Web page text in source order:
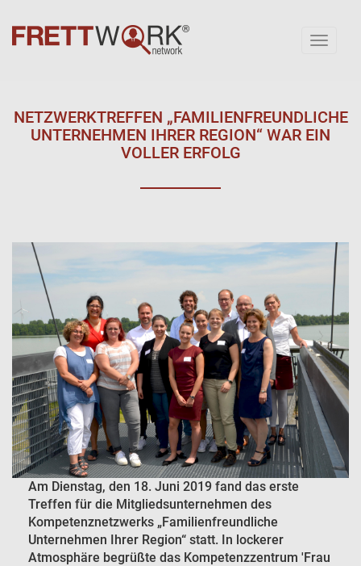
Toggle
NETZWERKTREFFEN „FAMILIENFREUNDLICHE
UNTERNEHMEN IHRER REGION“ WAR EIN
VOLLER ERFOLG
Am Dienstag, den 18. Juni 2019 fand das erste
Treffen für die Mitgliedsunternehmen des
Kompetenznetzwerks „Familienfreundliche
Unternehmen Ihrer Region“ statt. In lockerer
Atmosphäre begrüßte das Kompetenzzentrum 'Frau